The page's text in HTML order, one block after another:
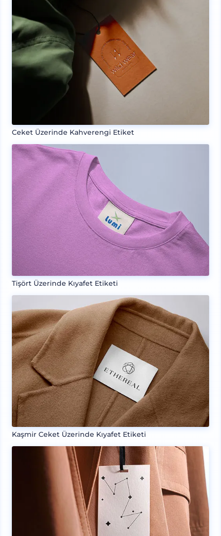
Ceket Üzerinde Kahverengi Etiket
Tişört Üzerinde Kıyafet Etiketi
Kaşmir Ceket Üzerinde Kıyafet Etiketi